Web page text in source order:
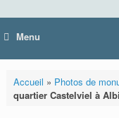
Menu
Accueil » Photos de
quartier Castelviel à Albi